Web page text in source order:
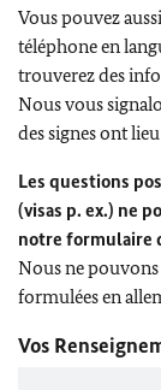
Vous pouvez
téléphone en
trouverez des
Nous vous
des signes ont
Les questions
(visas p. ex.) ne
notre formulaire
Nous ne pouvons
formulées en
Vos